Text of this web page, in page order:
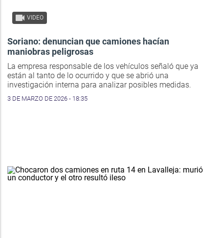
VIDEO
Soriano: denuncian que camiones hacían
maniobras peligrosas
La empresa responsable de los vehículos señaló que ya
están al tanto de lo ocurrido y que se abrió una
investigación interna para analizar posibles medidas.
3 DE MARZO DE 2026 - 18:35